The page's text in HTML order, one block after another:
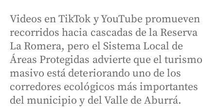
Videos en TikTok y YouTube promueven
recorridos hacia cascadas de la Reserva
La Romera, pero el Sistema Local de
Áreas Protegidas advierte que el turismo
masivo está deteriorando uno de los
corredores ecológicos más importantes
del municipio y del Valle de Aburrá.